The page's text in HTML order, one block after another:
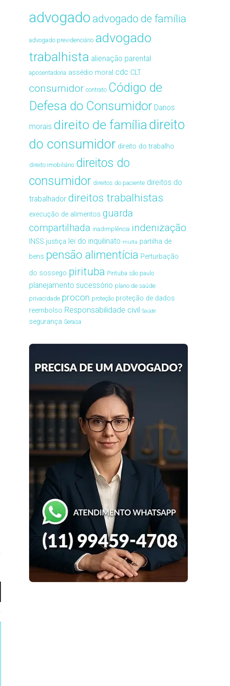
advogado advogado de família
advogado previdenciário advogado
trabalhista alienação parental
aposentadoria assédio moral cdc CLT
consumidor contrato Código de
Defesa do Consumidor Danos
morais direito de famíliadireito
do consumidor direito do trabalho
direito imobiliário direitos do
consumidor direitos do paciente direitos do
trabalhador direitos trabalhistas
execução de alimentos guarda
compartilhada inadimplência indenização
INSS justiça lei do inquilinato multa partilha de
bens pensão alimentícia Perturbação
do sossego pirituba Pirituba são paulo
planejamento sucessório plano de saúde
privacidade procon proteção proteção de dados
reembolso Responsabilidade civil Saúde
segurança Serasa